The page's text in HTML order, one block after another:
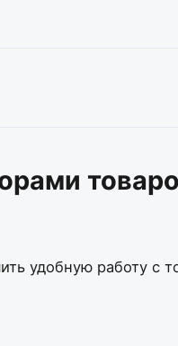
удобную работу с